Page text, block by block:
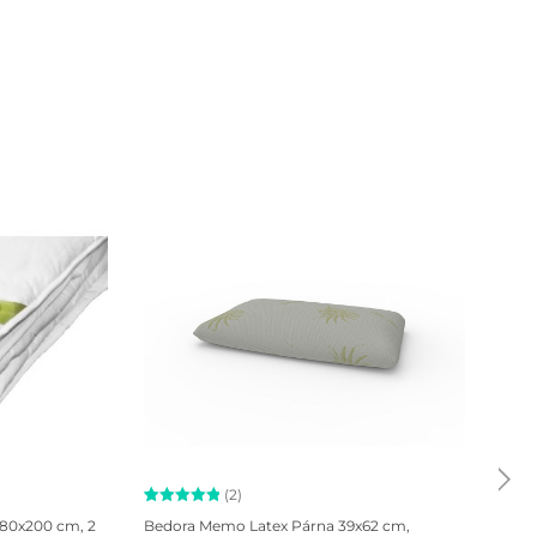
ne használja a terméket!
cm, 2
Értékelés
2
(2)
Bedora Memo Latex Párna 39x62 cm,